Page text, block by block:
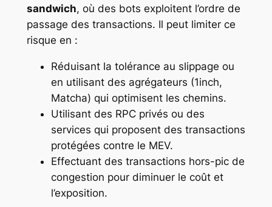
sandwich, où des bots exploitent l’ordre de
passage des transactions. Il peut limiter ce
risque en :
Réduisant la tolérance au slippage ou
en utilisant des agrégateurs (1inch,
Matcha) qui optimisent les chemins.
Utilisant des RPC privés ou des
services qui proposent des transactions
protégées contre le MEV.
Effectuant des transactions hors-pic de
congestion pour diminuer le coût et
l’exposition.